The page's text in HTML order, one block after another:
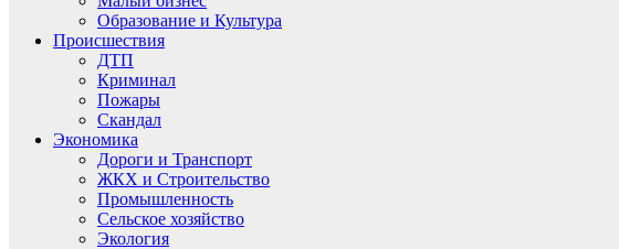
Образование и Культура
Происшествия
ДТП
Криминал
Пожары
Скандал
Экономика
Дороги и Транспорт
ЖКХ и Строительство
Промышленность
Сельское хозяйство
Экология